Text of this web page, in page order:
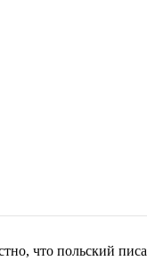
что польский